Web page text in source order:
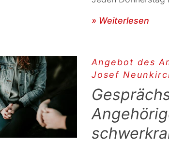
» Weiterlesen
Angebot des
Josef